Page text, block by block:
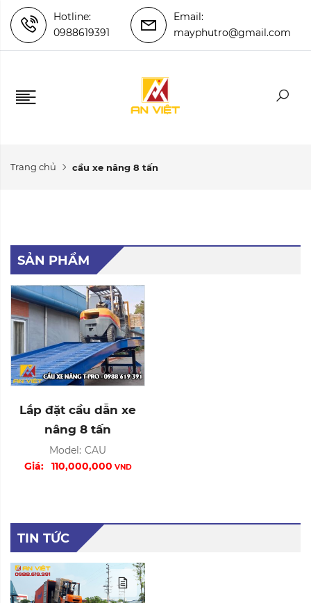
Hotline:
0988619391
Email:
mayphutro@gmail.com
Trang chủ cầu xe nâng 8 tấn
SẢN PHẨM
Lắp đặt cầu dẫn xe
nâng 8 tấn
Model: CAU
Giá:
110,000,000 VND
TIN TỨC